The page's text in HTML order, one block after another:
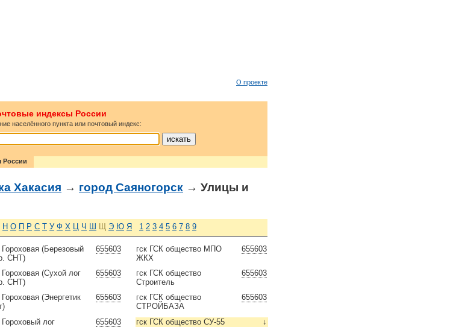
О проекте
индексы России
населённого пункта или почтовый индекс:
России
Хакасия → город Саяногорск → Улицы и
Н О П Р С Т У Ф Х Ц Ч Ш Щ Э Ю Я 1 2 3 4 5 6 7 8 9
655603
(Березовый
СНТ)
655603
(Сухой лог
СНТ)
655603
(Энергетик
655603
лог
655603
гск ГСК общество МПО
ЖКХ
655603
гск ГСК общество
Строитель
655603
гск ГСК общество
СТРОЙБАЗА
↓
гск ГСК общество СУ-55